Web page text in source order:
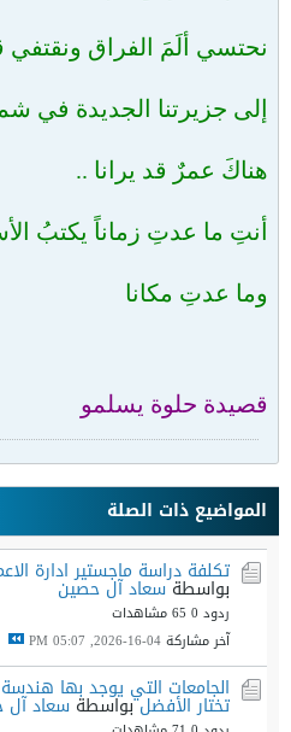
نحتسي ألَمَ الفراق ونقتفي
إلى جزيرتنا الجديدة في
هناكَ عمرٌ قد يرانا ..
أنتِ ما عدتِ زماناً يكتبُ
وما عدتِ مكانا
قصيدة حلوة يسلمو
المواضيع ذات الصلة
تكلفة دراسة ماجستير ادارة
بواسطةسعاد آل حصين
ردود 0
65 مشاهدات
آخر مشاركة04-16-2026, 05:07 PM
الجامعات التي يوجد بها
تختار الأفضلبواسطة سعاد آل